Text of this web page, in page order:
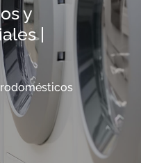
y
|